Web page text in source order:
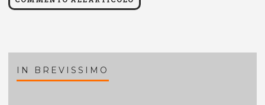
IN BREVISSIMO